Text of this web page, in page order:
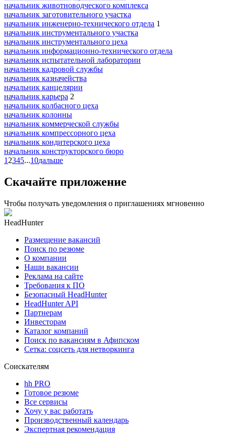
начальник животноводческого комплекса
начальник заготовительного участка
начальник инженерно-технического отдела 1
начальник инструментального участка
начальник инструментального цеха
начальник информационно-технического отдела
начальник испытательной лаборатории
начальник кадровой службы
начальник казначейства
начальник канцелярии
начальник карьера 2
начальник колбасного цеха
начальник колонны
начальник коммерческой службы
начальник компрессорного цеха
начальник кондитерского цеха
начальник конструкторского бюро
1 2345...10дальше
Скачайте приложение
Чтобы получать уведомления о приглашениях мгновенно
HeadHunter
Размещение вакансий
Поиск по резюме
О компании
Наши вакансии
Реклама на сайте
Требования к ПО
Безопасный HeadHunter
HeadHunter API
Партнерам
Инвесторам
Каталог компаний
Поиск по вакансиям в Афипском
Сетка: соцсеть для нетворкинга
Соискателям
hh PRO
Готовое резюме
Все сервисы
Хочу у вас работать
Производственный календарь
Экспертная рекомендация